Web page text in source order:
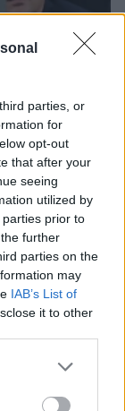
parties, or
for
opt-out
that after your
seeing
utilized by
prior to
further
parties on the
may
IAB’s List of
it to other
more Google
may click to
αποκλεισμό του
πολλές από